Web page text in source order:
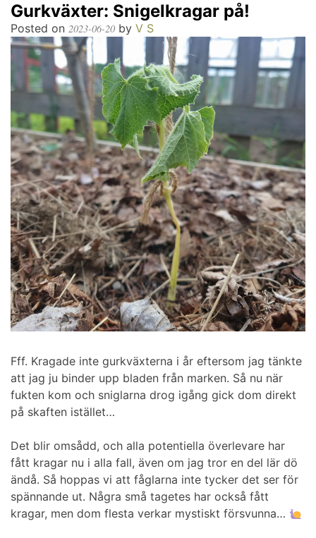
Gurkväxter: Snigelkragar på!
Posted on 2023-06-20 by V S
Fff. Kragade inte gurkväxterna i år eftersom jag tänkte
att jag ju binder upp bladen från marken. Så nu när
fukten kom och sniglarna drog igång gick dom direkt
på skaften istället…
Det blir omsådd, och alla potentiella överlevare har
fått kragar nu i alla fall, även om jag tror en del lär dö
ändå. Så hoppas vi att fåglarna inte tycker det ser för
spännande ut. Några små tagetes har också fått
kragar, men dom flesta verkar mystiskt försvunna…